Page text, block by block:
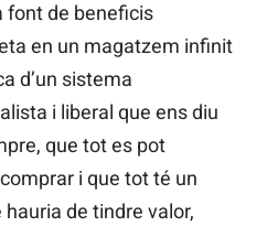
font de beneficis
en un magatzem infinit
d’un sistema
i liberal que ens diu
que tot es pot
i que tot té un
de tindre valor,